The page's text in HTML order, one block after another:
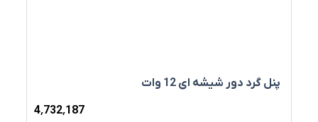
پنل گرد دور شيشه اي 12 وات
4٬732٬187